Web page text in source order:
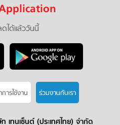
ได้แล้ววันนี้
ารใช้งาน ร่วมงานกับเรา
เทนเซ็นต์ (ประเทศไทย) จำกัด